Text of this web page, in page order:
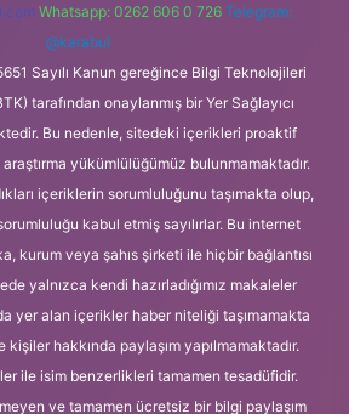
Whatsapp: 0262 606 0 726 Telegram:
@karabul
Sayılı Kanun gereğince Bilgi Teknolojileri
tarafından onaylanmış bir Yer Sağlayıcı
Bu nedenle, sitedeki içerikleri proaktif
yükümlülüğümüz bulunmamaktadır.
içeriklerin sorumluluğunu taşımakta olup,
kabul etmiş sayılırlar. Bu internet
kurum veya şahıs şirketi ile hiçbir bağlantısı
yalnızca kendi hazırladığımız makaleler
yer alan içerikler haber niteliği taşımamakta
hakkında paylaşım yapılmamaktadır.
ile isim benzerlikleri tamamen tesadüfidir.
ve tamamen ücretsiz bir bilgi paylaşım